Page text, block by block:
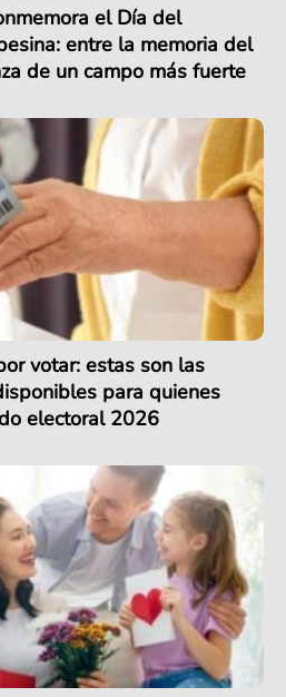
el Día del
entre la memoria del
de un campo más fuerte
votar: estas son las
para quienes
electoral 2026